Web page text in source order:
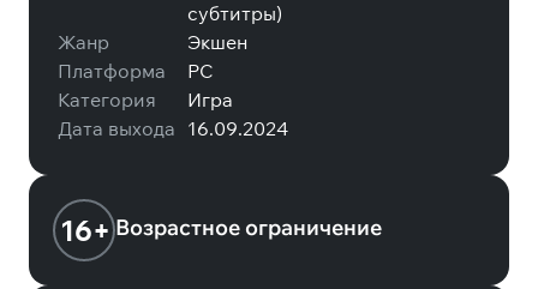
субтитры)
Жанр
Экшен
Платформа
PC
Категория
Игра
Дата выхода 16.09.2024
16+ Возрастное ограничение